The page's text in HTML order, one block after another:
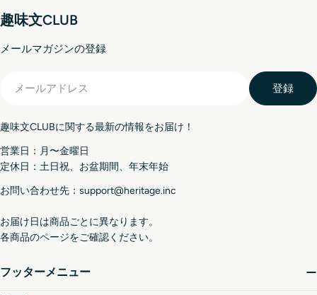
趣味文CLUB
メールマガジンの登録
ア
ド
レ
登録
趣味文CLUBに関する最新の情報をお届け！
営業日：月〜金曜日
定休日：土日祝、お盆期間、年末年始
お問い合わせ先：support@heritage.inc
お届け日は商品ごとに異なります。
各商品のページをご確認ください。
フッターメニュー